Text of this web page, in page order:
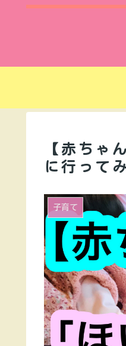
【赤ちゃ
に行って
子育て